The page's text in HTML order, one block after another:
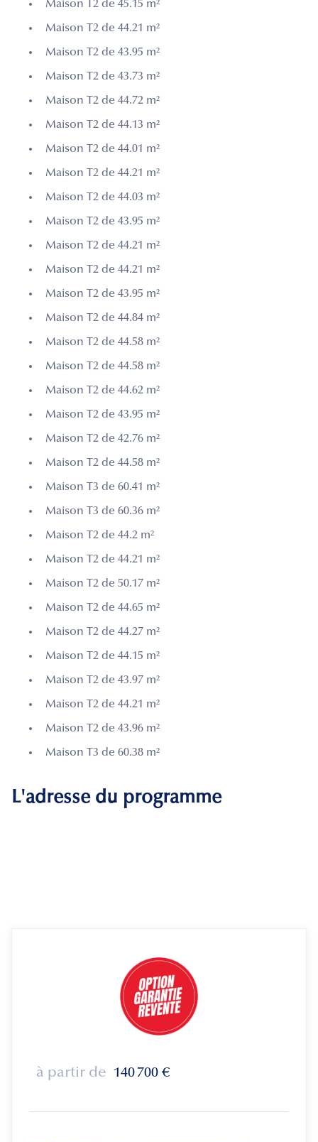
Maison T2 de 45.15 m²
Maison T2 de 44.21 m²
Maison T2 de 43.95 m²
Maison T2 de 43.73 m²
Maison T2 de 44.72 m²
Maison T2 de 44.13 m²
Maison T2 de 44.01 m²
Maison T2 de 44.21 m²
Maison T2 de 44.03 m²
Maison T2 de 43.95 m²
Maison T2 de 44.21 m²
Maison T2 de 44.21 m²
Maison T2 de 43.95 m²
Maison T2 de 44.84 m²
Maison T2 de 44.58 m²
Maison T2 de 44.58 m²
Maison T2 de 44.62 m²
Maison T2 de 43.95 m²
Maison T2 de 42.76 m²
Maison T2 de 44.58 m²
Maison T3 de 60.41 m²
Maison T3 de 60.36 m²
Maison T2 de 44.2 m²
Maison T2 de 44.21 m²
Maison T2 de 50.17 m²
Maison T2 de 44.65 m²
Maison T2 de 44.27 m²
Maison T2 de 44.15 m²
Maison T2 de 43.97 m²
Maison T2 de 44.21 m²
Maison T2 de 43.96 m²
Maison T3 de 60.38 m²
L'adresse du programme
à partir de 140 700 €